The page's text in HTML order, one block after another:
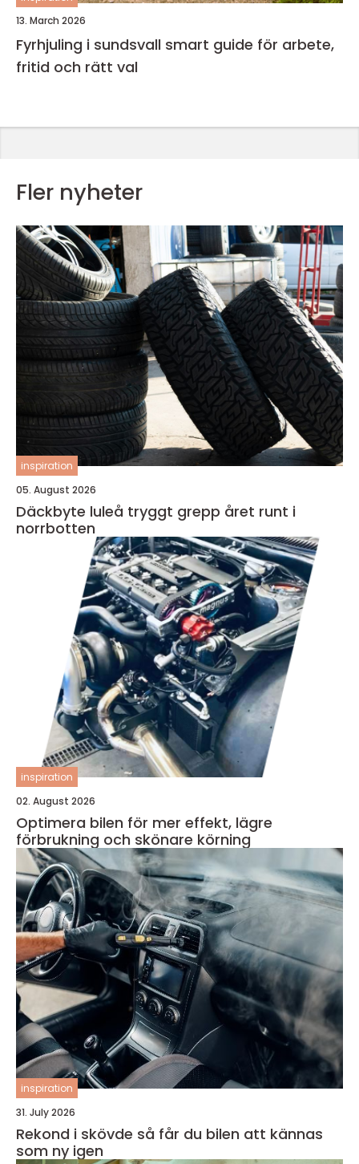
13. March 2026
Fyrhjuling i sundsvall smart guide för arbete,
fritid och rätt val
Fler nyheter
inspiration
05. August 2026
Däckbyte luleå tryggt grepp året runt i
norrbotten
inspiration
02. August 2026
Optimera bilen för mer effekt, lägre
förbrukning och skönare körning
inspiration
31. July 2026
Rekond i skövde så får du bilen att kännas
som ny igen